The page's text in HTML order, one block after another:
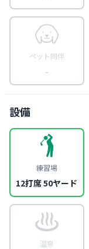
ペット同伴
-
設備
練習場
12打席 50ヤード
温泉